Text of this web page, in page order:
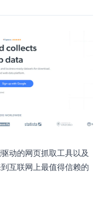
动的网页抓取工具以及
互联网上最值得信赖的